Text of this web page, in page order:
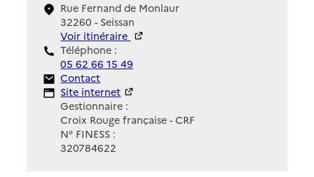
Rue Fernand de Monlaur
32260 - Seissan
Voir itinéraire
Téléphone :
05 62 66 15 49
Contact
Contact
Site Internet
Site internet
Gestionnaire :
Croix Rouge française - CRF
N° FINESS :
320784622